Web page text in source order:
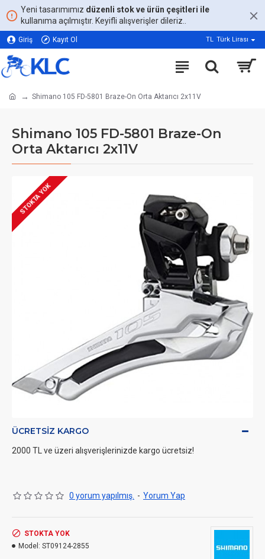
Yeni tasarımımız düzenli stok ve ürün çeşitleri ile
kullanıma açılmıştır. Keyifli alışverişler dileriz..
Giriş Kayıt Ol TL Türk Lirası
Shimano 105 FD-5801 Braze-On Orta Aktarıcı 2x11V
Shimano 105 FD-5801 Braze-On
Orta Aktarıcı 2x11V
STOKTA YOK
ÜCRETSIZ KARGO
2000 TL ve üzeri alışverişlerinizde kargo ücretsiz!
0 yorum yapılmış. - Yorum Yap
STOKTA YOK
Model: ST09124-2855